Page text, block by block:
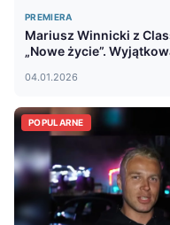
PREMIERA
Mariusz Winnicki z
„Nowe życie”.
04.01.2026
POPULARNE